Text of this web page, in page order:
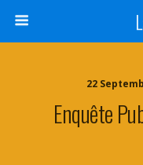
22
Enquête